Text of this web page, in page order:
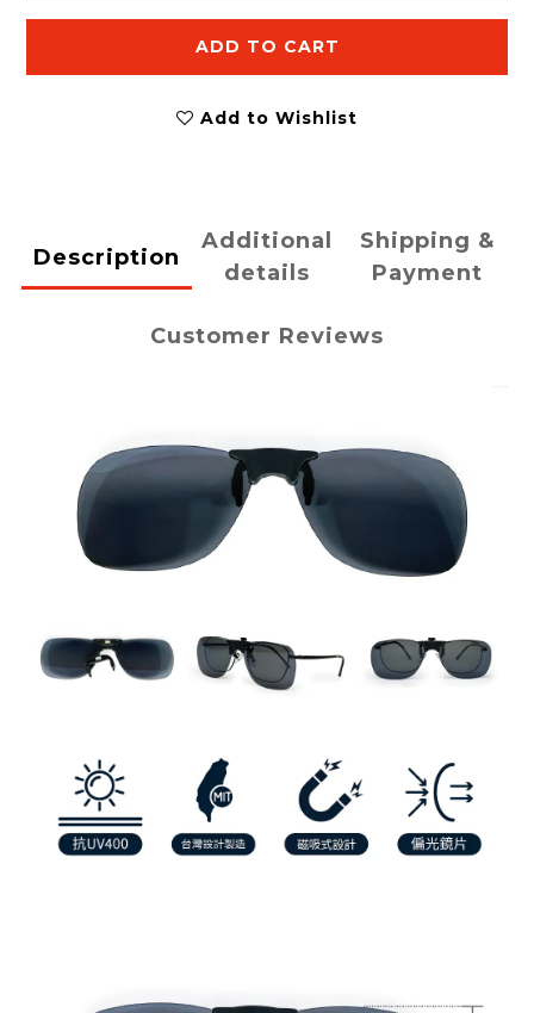
ADD TO CART
Add to Wishlist
Description
Additional
details
Shipping &
Payment
Customer Reviews